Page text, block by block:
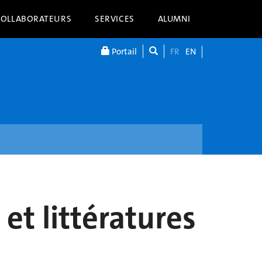
SERVICES ALUMNI
Portail FR EN
et littératures